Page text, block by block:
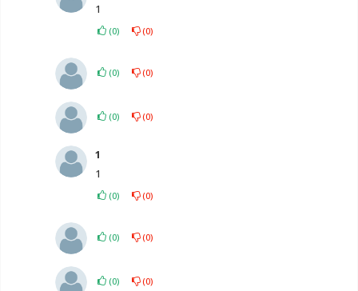
1
(0) (0)
(0) (0)
(0) (0)
1
1
(0) (0)
(0) (0)
(0) (0)